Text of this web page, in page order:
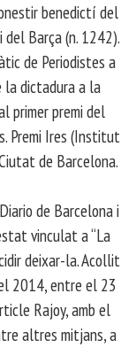
benedictí del
Barça (n. 1242).
de Periodistes a
dictadura a la
primer premi del
Premi Ires (Institut
de Barcelona.
de Barcelona i
vinculat a “La
deixar-la. Acollit
2014, entre el 23
Rajoy, amb el
altres mitjans, a